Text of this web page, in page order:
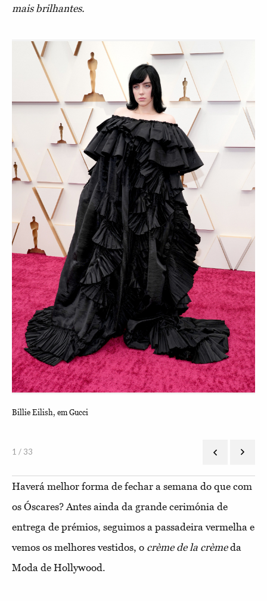
mais brilhantes.
Billie Eilish, em Gucci
1 / 33
Haverá melhor forma de fechar a semana do que com
os Óscares? Antes ainda da grande cerimónia de
entrega de prémios, seguimos a passadeira vermelha e
vemos os melhores vestidos, o crème de la crèmeda
Moda de Hollywood.